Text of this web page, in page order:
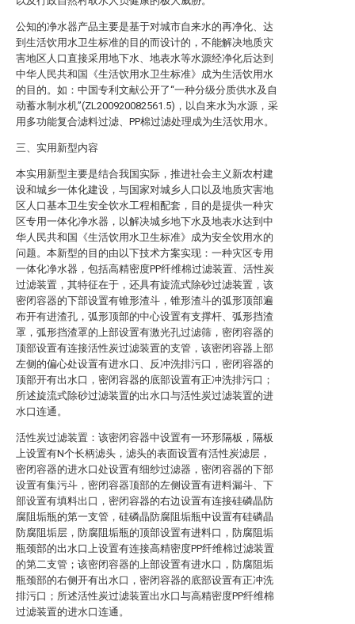
公知的净水器产品主要是基于对城市自来水的再净化、达
到生活饮用水卫生标准的目的而设计的，不能解决地质灾
害地区人口直接采用地下水、地表水等水源经净化后达到
中华人民共和国《生活饮用水卫生标准》成为生活饮用水
的目的。如：中国专利文献公开了“一种分级分质供水及自
动蓄水制水机”(ZL200920082561.5)，以自来水为水源，采
用多功能复合滤料过滤、PP棉过滤处理成为生活饮用水。
三、实用新型内容
本实用新型主要是结合我国实际，推进社会主义新农村建
设和城乡一体化建设，与国家对城乡人口以及地质灾害地
区人口基本卫生安全饮水工程相配套，目的是提供一种灾
区专用一体化净水器，以解决城乡地下水及地表水达到中
华人民共和国《生活饮用水卫生标准》成为安全饮用水的
问题。本新型的目的由以下技术方案实现：一种灾区专用
一体化净水器，包括高精密度PP纤维棉过滤装置、活性炭
过滤装置，其特征在于，还具有旋流式除砂过滤装置，该
密闭容器的下部设置有锥形渣斗，锥形渣斗的弧形顶部遍
布开有进渣孔，弧形顶部的中心设置有支撑杆、弧形挡渣
罩，弧形挡渣罩的上部设置有激光孔过滤筛，密闭容器的
顶部设置有连接活性炭过滤装置的支管，该密闭容器上部
左侧的偏心处设置有进水口、反冲洗排污口，密闭容器的
顶部开有出水口，密闭容器的底部设置有正冲洗排污口；
所述旋流式除砂过滤装置的出水口与活性炭过滤装置的进
水口连通。
活性炭过滤装置：该密闭容器中设置有一环形隔板，隔板
上设置有N个长柄滤头，滤头的表面设置有活性炭滤层，
密闭容器的进水口处设置有细纱过滤器，密闭容器的下部
设置有集污斗，密闭容器顶部的左侧设置有进料漏斗、下
部设置有填料出口，密闭容器的右边设置有连接硅磷晶防
腐阻垢瓶的第一支管，硅磷晶防腐阻垢瓶中设置有硅磷晶
防腐阻垢层，防腐阻垢瓶的顶部设置有进料口，防腐阻垢
瓶颈部的出水口上设置有连接高精密度PP纤维棉过滤装置
的第二支管；该密闭容器的上部设置有进水口，防腐阻垢
瓶颈部的右侧开有出水口，密闭容器的底部设置有正冲洗
排污口；所述活性炭过滤装置出水口与高精密度PP纤维棉
过滤装置的进水口连通。